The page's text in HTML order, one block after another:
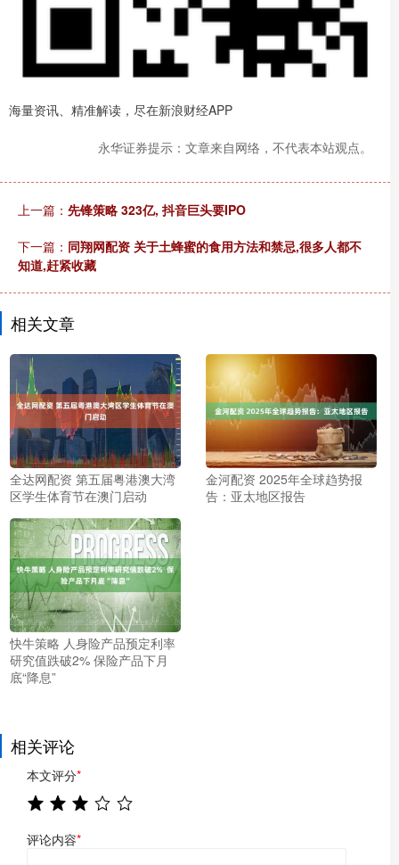
海量资讯、精准解读，尽在新浪财经APP
永华证券提示：文章来自网络，不代表本站观点。
上一篇： 先锋策略 323亿, 抖音巨头要IPO
下一篇： 同翔网配资 关于土蜂蜜的食用方法和禁忌,很多人都不
知道,赶紧收藏
相关文章
全达网配资 第五届粤港澳大湾
区学生体育节在澳门启动
金河配资 2025年全球趋势报
告：亚太地区报告
快牛策略 人身险产品预定利率
研究值跌破2% 保险产品下月
底“降息”
相关评论
本文评分*
评论内容*